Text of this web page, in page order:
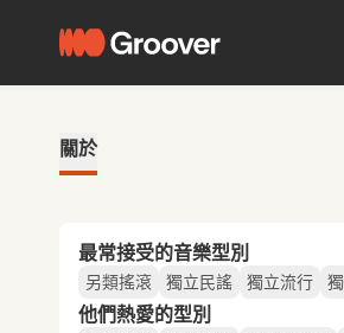
關於
最常接受的音樂型別
另類搖滾 獨立民謠 獨立流行
他們熱愛的型別